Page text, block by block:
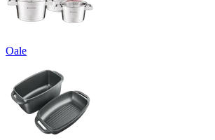
Oale